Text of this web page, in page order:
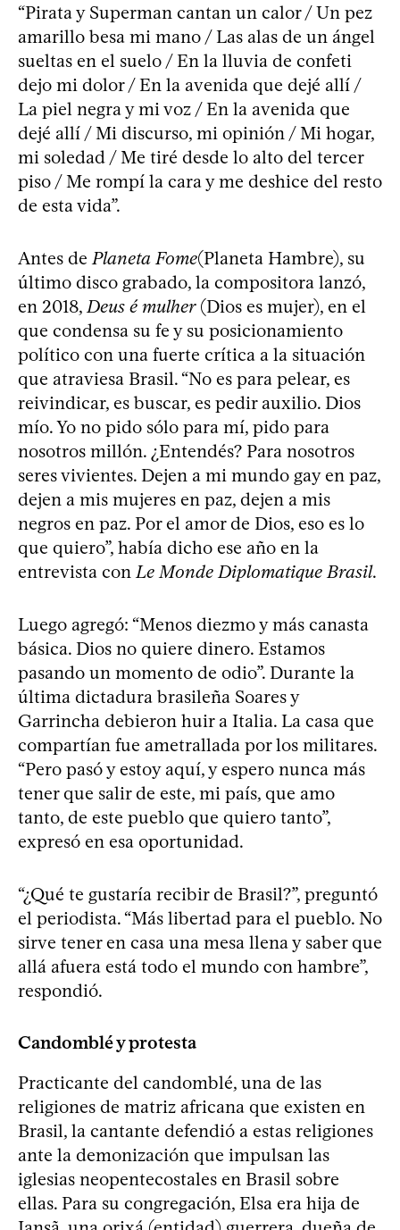
“Pirata y Superman cantan un calor / Un pez
amarillo besa mi mano / Las alas de un ángel
sueltas en el suelo / En la lluvia de confeti
dejo mi dolor / En la avenida que dejé allí /
La piel negra y mi voz / En la avenida que
dejé allí / Mi discurso, mi opinión / Mi hogar,
mi soledad / Me tiré desde lo alto del tercer
piso / Me rompí la cara y me deshice del resto
de esta vida”.
Antes de Planeta Fome(Planeta Hambre), su
último disco grabado, la compositora lanzó,
en 2018, Deus é mulher(Dios es mujer), en el
que condensa su fe y su posicionamiento
político con una fuerte crítica a la situación
que atraviesa Brasil. “No es para pelear, es
reivindicar, es buscar, es pedir auxilio. Dios
mío. Yo no pido sólo para mí, pido para
nosotros millón. ¿Entendés? Para nosotros
seres vivientes. Dejen a mi mundo gay en paz,
dejen a mis mujeres en paz, dejen a mis
negros en paz. Por el amor de Dios, eso es lo
que quiero”, había dicho ese año en la
entrevista con Le Monde Diplomatique Brasil.
Luego agregó: “Menos diezmo y más canasta
básica. Dios no quiere dinero. Estamos
pasando un momento de odio”. Durante la
última dictadura brasileña Soares y
Garrincha debieron huir a Italia. La casa que
compartían fue ametrallada por los militares.
“Pero pasó y estoy aquí, y espero nunca más
tener que salir de este, mi país, que amo
tanto, de este pueblo que quiero tanto”,
expresó en esa oportunidad.
“¿Qué te gustaría recibir de Brasil?”, preguntó
el periodista. “Más libertad para el pueblo. No
sirve tener en casa una mesa llena y saber que
allá afuera está todo el mundo con hambre”,
respondió.
Candomblé y protesta
Practicante del candomblé, una de las
religiones de matriz africana que existen en
Brasil, la cantante defendió a estas religiones
ante la demonización que impulsan las
iglesias neopentecostales en Brasil sobre
ellas. Para su congregación, Elsa era hija de